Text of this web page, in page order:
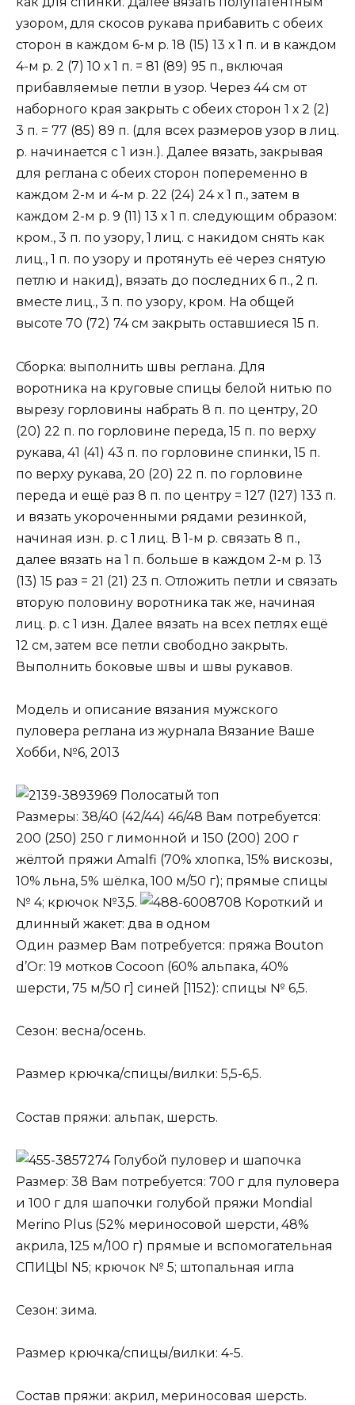
узором, для скосов рукава прибавить с обеих
сторон в каждом 6-м р. 18 (15) 13 х 1 п. и в каждом
4-м р. 2 (7) 10 х 1 п. = 81 (89) 95 п., включая
прибавляемые петли в узор. Через 44 см от
наборного края закрыть с обеих сторон 1 х 2 (2)
3 п. = 77 (85) 89 п. (для всех размеров узор в лиц.
р. начинается с 1 изн.). Далее вязать, закрывая
для реглана с обеих сторон попеременно в
каждом 2-м и 4-м р. 22 (24) 24 х 1 п., затем в
каждом 2-м р. 9 (11) 13 х 1 п. следующим образом:
кром., 3 п. по узору, 1 лиц. с накидом снять как
лиц., 1 п. по узору и протянуть её через снятую
петлю и накид), вязать до последних 6 п., 2 п.
вместе лиц., 3 п. по узору, кром. На общей
высоте 70 (72) 74 см закрыть оставшиеся 15 п.
Сборка: выполнить швы реглана. Для
воротника на круговые спицы белой нитью по
вырезу горловины набрать 8 п. по центру, 20
(20) 22 п. по горловине переда, 15 п. по верху
рукава, 41 (41) 43 п. по горловине спинки, 15 п.
по верху рукава, 20 (20) 22 п. по горловине
переда и ещё раз 8 п. по центру = 127 (127) 133 п.
и вязать укороченными рядами резинкой,
начиная изн. р. с 1 лиц. В 1-м р. связать 8 п.,
далее вязать на 1 п. больше в каждом 2-м р. 13
(13) 15 раз = 21 (21) 23 п. Отложить петли и связать
вторую половину воротника так же, начиная
лиц. р. с 1 изн. Далее вязать на всех петлях ещё
12 см, затем все петли свободно закрыть.
Выполнить боковые швы и швы рукавов.
Модель и описание вязания мужского
пуловера реглана из журнала Вязание Ваше
Хобби, №6, 2013
Полосатый топ
Размеры: 38/40 (42/44) 46/48 Вам потребуется:
200 (250) 250 г лимонной и 150 (200) 200 г
жёлтой пряжи Amalfi (70% хлопка, 15% вискозы,
10% льна, 5% шёлка, 100 м/50 г); прямые спицы
№ 4; крючок №3,5.
Короткий и
длинный жакет: два в одном
Один размер Вам потребуется: пряжа Bouton
d’Or: 19 мотков Cocoon (60% альпака, 40%
шерсти, 75 м/50 г] синей [1152): спицы № 6,5.
Сезон: весна/осень.
Размер крючка/спицы/вилки: 5,5-6,5.
Состав пряжи: альпак, шерсть.
Голубой пуловер и шапочка
Размер: 38 Вам потребуется: 700 г для пуловера
и 100 г для шапочки голубой пряжи Mondial
Merino Plus (52% мериносовой шерсти, 48%
акрила, 125 м/100 г) прямые и вспомогательная
СПИЦЫ N5; крючок № 5; штопальная игла
Сезон: зима.
Размер крючка/спицы/вилки: 4-5.
Состав пряжи: акрил, мериносовая шерсть.